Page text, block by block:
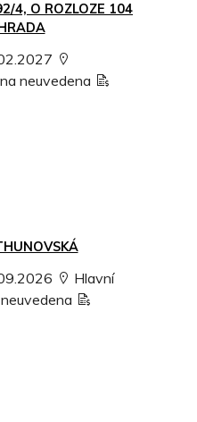
4, O ROZLOZE 104
neuvedena
Hlavní